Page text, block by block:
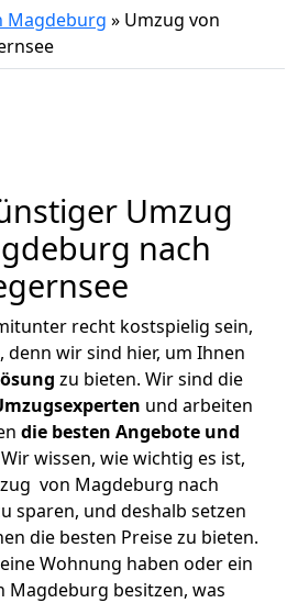
Magdeburg » Umzug von
Umzug
nach
recht kostspielig sein,
denn wir sind hier, um Ihnen
zu bieten. Wir sind die
und arbeiten
die besten Angebote und
wissen, wie wichtig es ist,
von Magdeburg nach
sparen, und deshalb setzen
die besten Preise zu bieten.
Wohnung haben oder ein
Magdeburg besitzen, was